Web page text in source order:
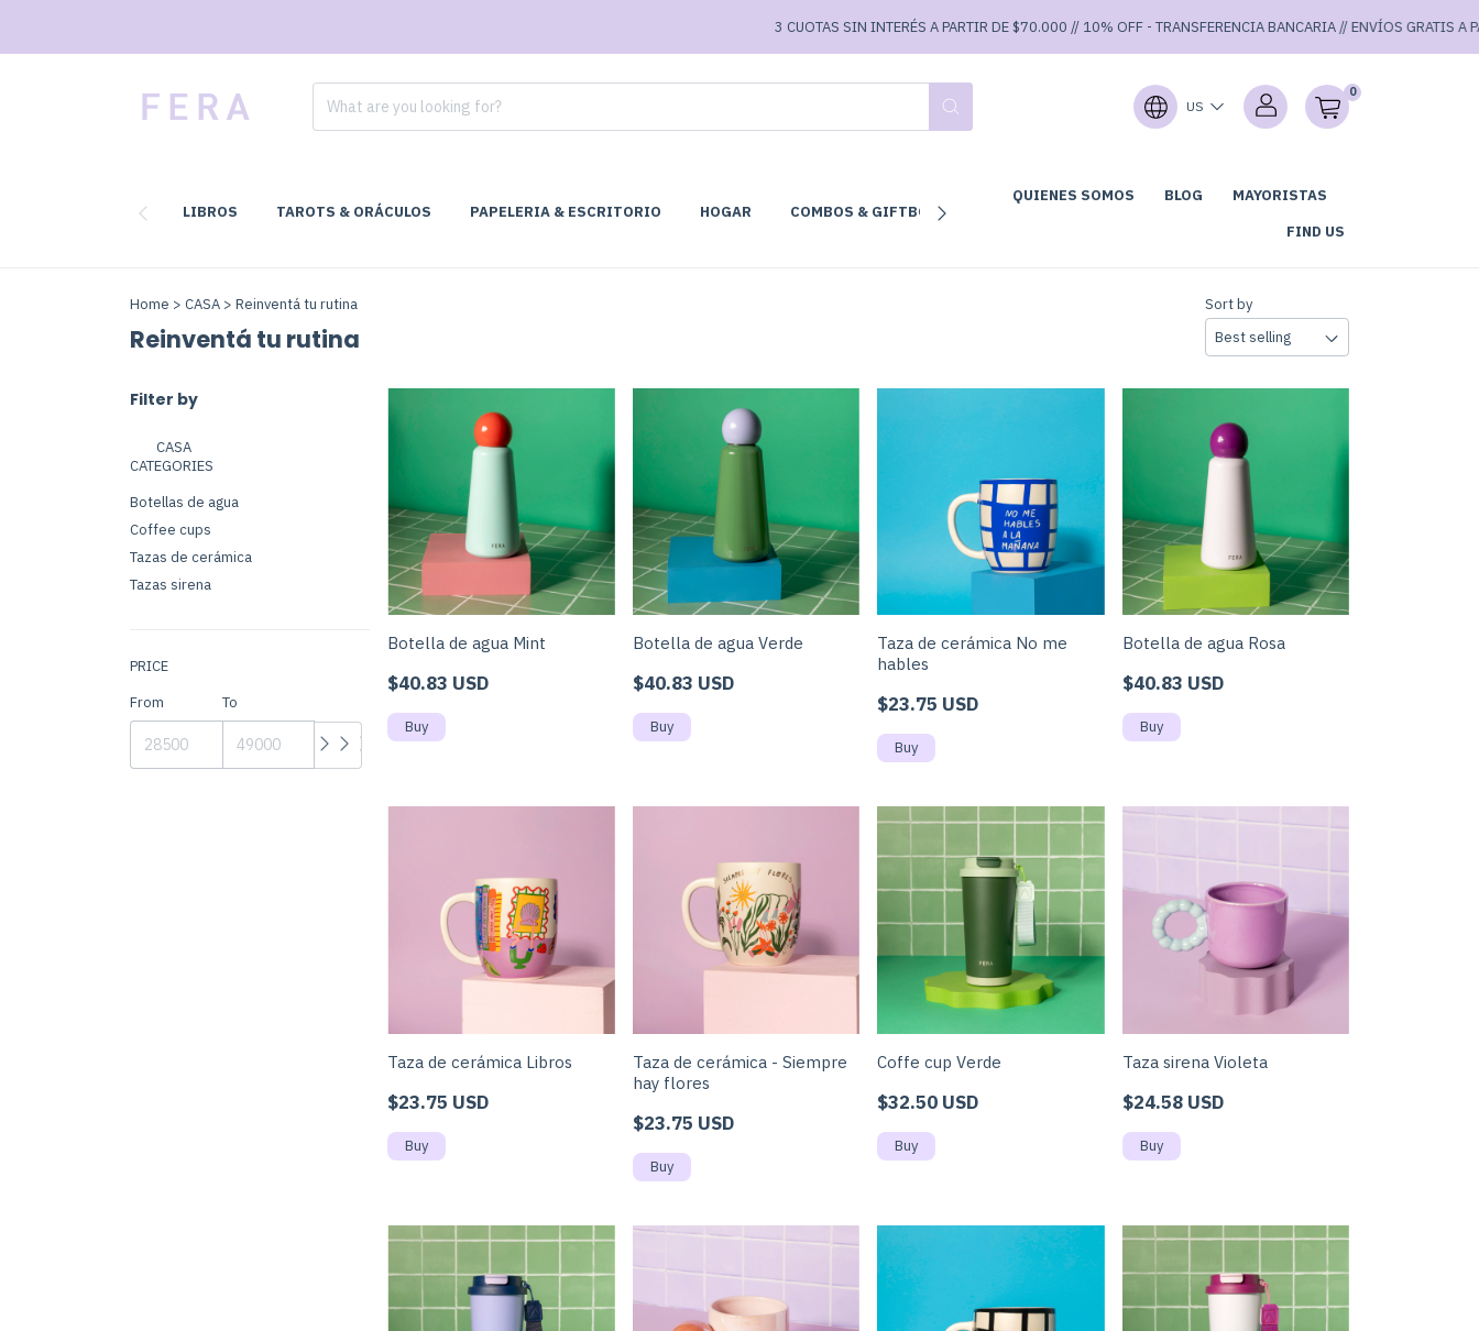
3 CUOTAS SIN INTERÉS A PARTIR DE $70.000 // 10% OFF - TRANSFERENCIA BANCARIA // ENVÍOS GRATIS A
US
0
LIBROS TAROTS & ORÁCULOS PAPELERIA & ESCRITORIO HOGAR COMBOS & GIFTBOX
QUIENES SOMOS BLOG
MAYORISTAS
FIND US
Home > CASA > Reinventá tu rutina
Reinventá tu rutina
Sort by
Filter by
CASA
CATEGORIES
Botellas de agua
Coffee cups
Tazas de cerámica
Tazas sirena
PRICE
From
To
Botella de agua Mint
$40.83 USD
Botella de agua Verde
$40.83 USD
Taza de cerámica No me
hables
$23.75 USD
Botella de agua Rosa
$40.83 USD
Taza de cerámica Libros
$23.75 USD
Taza de cerámica - Siempre
hay flores
$23.75 USD
Coffe cup Verde
$32.50 USD
Taza sirena Violeta
$24.58 USD